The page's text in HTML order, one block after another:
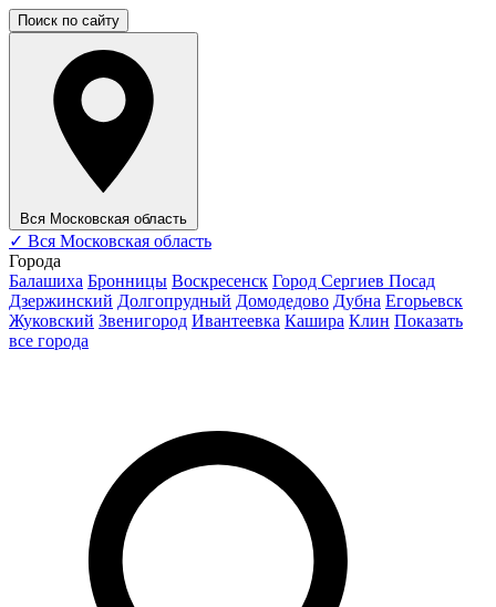
Поиск по сайту
Вся Московская область
✓ Вся Московская область
Города
Балашиха Бронницы Воскресенск Город Сергиев Посад
Дзержинский Долгопрудный Домодедово Дубна Егорьевск
Жуковский Звенигород Ивантеевка Кашира Клин Показать
все города